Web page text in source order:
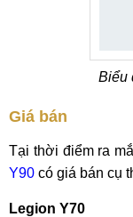
Biểu
Giá bán
Tại thời điểm ra
Y90 có giá bán cụ
Legion Y70